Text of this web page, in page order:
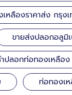
หลืองราคาส่ง กรุง
ขายส่งปลอกอลูมิ
ปลอกท่อทองเหลือง
ท่อทองเ